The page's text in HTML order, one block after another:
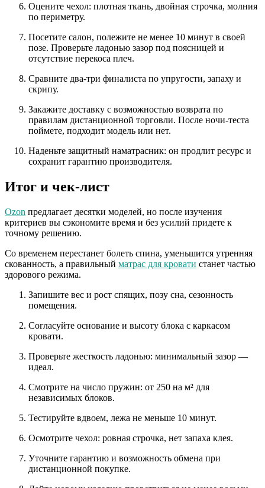
Оцените чехол: плотная ткань, двойная строчка, молния
по периметру.
Посетите салон, полежите не менее 10 минут в своей
позе. Проверьте ладонью зазор под поясницей и
отсутствие перекоса плеч.
Сравните два-три финалиста по упругости, запаху и
скрипу.
Закажите доставку с возможностью возврата по
правилам дистанционной торговли. После ночи-теста
поймете, подходит модель или нет.
Наденьте защитный наматрасник: он продлит ресурс и
сохранит гарантию производителя.
Итог и чек-лист
Ozon предлагает десятки моделей, но после изучения
критериев вы сэкономите время и без усилий придете к
точному решению.
Со временем перестанет болеть спина, уменьшится утренняя
скованность, а правильный матрас для кровати станет частью
здорового режима.
Запишите вес и рост спящих, позу сна, сезонность
помещения.
Согласуйте основание и высоту блока с каркасом
кровати.
Проверьте жесткость ладонью: минимальный зазор —
идеал.
Смотрите на число пружин: от 250 на м² для
независимых блоков.
Тестируйте вдвоем, лежа не меньше 10 минут.
Осмотрите чехол: ровная строчка, нет запаха клея.
Уточните гарантию и возможность обмена при
дистанционной покупке.